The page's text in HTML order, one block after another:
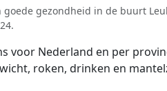
gezondheid in de buurt
voor Nederland en per
roken, drinken en